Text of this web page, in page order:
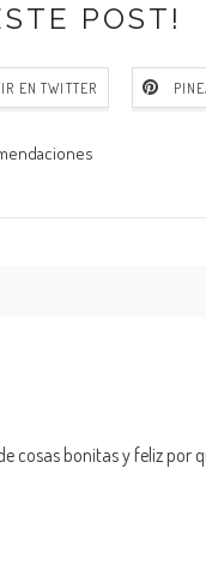
POST!
EN TWITTER
cosas bonitas y feliz por